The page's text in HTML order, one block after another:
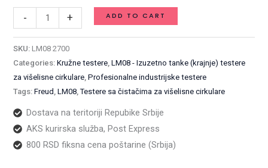
-
mm
/
2700
quantity
+ ADD TO CART
SKU:LM08 2700
Categories:Kružne testere ,LM08 - Izuzetno tanke (krajnje) testere
za višelisne cirkulare ,Profesionalne industrijske testere
Tags:Freud ,LM08 ,Testere sa čistačima za višelisne cirkulare
Dostava na teritoriji Repubike Srbije
AKS kurirska služba, Post Express
800 RSD fiksna cena poštarine (Srbija)